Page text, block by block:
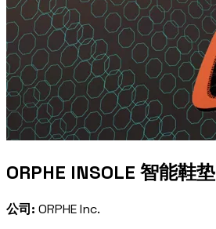
ORPHE INSOLE 智能鞋垫
公司: ORPHE Inc.